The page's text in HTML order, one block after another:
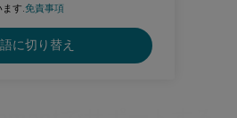
す.免責事項
に切り替え